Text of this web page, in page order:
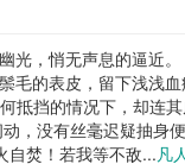
光，悄无声息的逼近
毛的表皮，留下浅浅
抵挡的情况下，却连
，没有丝毫迟疑抽身
自焚！若我等不敌...凡